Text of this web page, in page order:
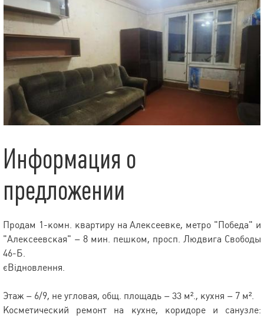
Информация о
предложении
Продам 1-комн. квартиру на Алексеевке, метро "Победа" и
"Алексеевская" – 8 мин. пешком, просп. Людвига Свободы
46-Б.
єВідновлення.
Этаж – 6/9, не угловая, общ. площадь – 33 м²., кухня – 7 м².
Косметический ремонт на кухне, коридоре и санузле: